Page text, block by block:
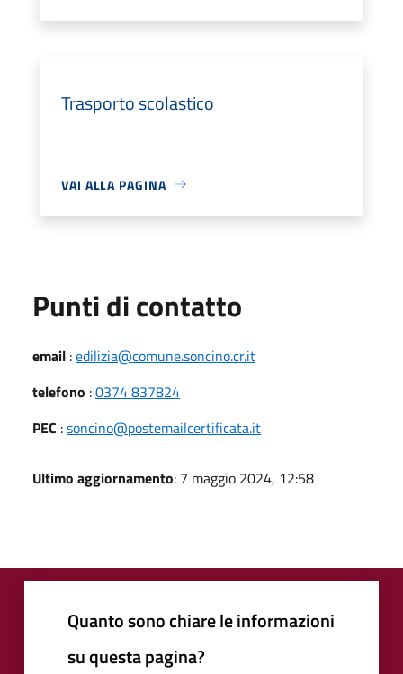
Trasporto scolastico
VAI ALLA PAGINA
Punti di contatto
email :edilizia@comune.soncino.cr.it
telefono :0374 837824
PEC :soncino@postemailcertificata.it
Ultimo aggiornamento: 7 maggio 2024, 12:58
Quanto sono chiare le informazioni
su questa pagina?